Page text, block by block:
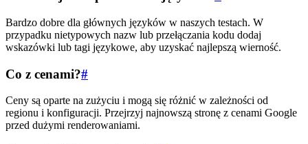
Bardzo dobre dla głównych języków w naszych testach. W
przypadku nietypowych nazw lub przełączania kodu dodaj
wskazówki lub tagi językowe, aby uzyskać najlepszą wierność.
Co z cenami?#
Ceny są oparte na zużyciu i mogą się różnić w zależności od
regionu i konfiguracji. Przejrzyj najnowszą stronę z cenami Google
przed dużymi renderowaniami.